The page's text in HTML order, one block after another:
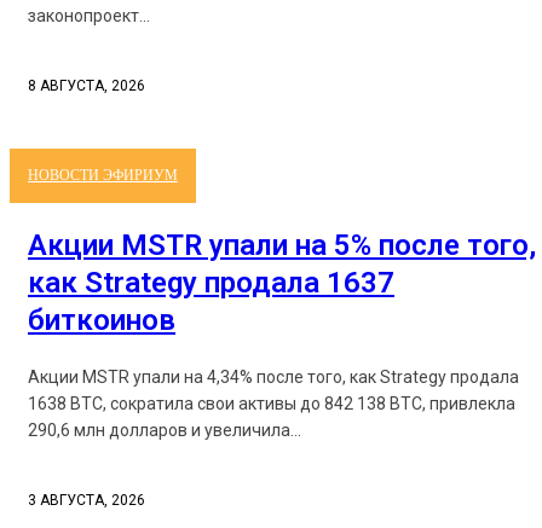
законопроект...
8 АВГУСТА, 2026
НОВОСТИ ЭФИРИУМ
Акции MSTR упали на 5% после того,
как Strategy продала 1637
биткоинов
Акции MSTR упали на 4,34% после того, как Strategy продала
1638 BTC, сократила свои активы до 842 138 BTC, привлекла
290,6 млн долларов и увеличила...
3 АВГУСТА, 2026